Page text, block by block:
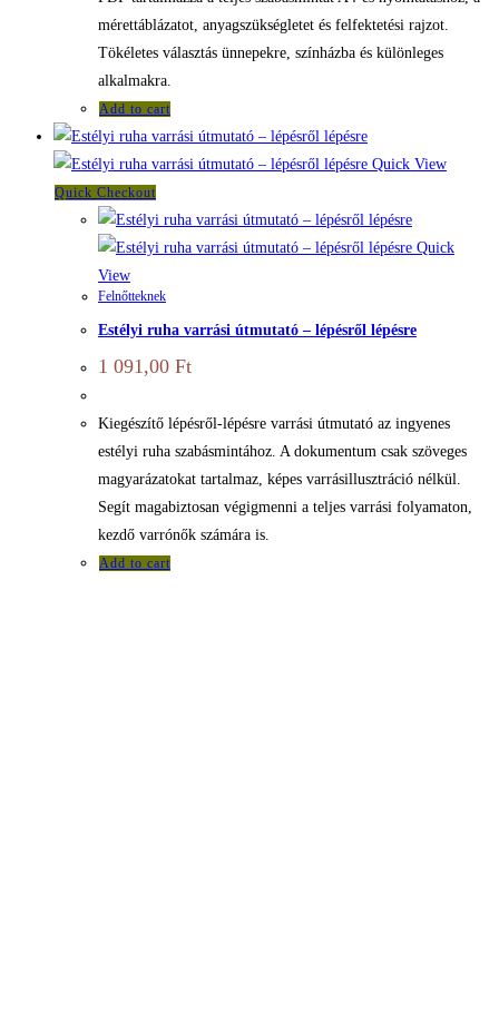
mérettáblázatot, anyagszükségletet és felfektetési rajzot.
Tökéletes választás ünnepekre, színházba és különleges
alkalmakra.
Add to cart
Quick View
Quick Checkout
Quick
View
Felnőtteknek
Estélyi ruha varrási útmutató – lépésről lépésre
1 091,00 Ft
Kiegészítő lépésről-lépésre varrási útmutató az ingyenes
estélyi ruha szabásmintához. A dokumentum csak szöveges
magyarázatokat tartalmaz, képes varrásillusztráció nélkül.
Segít magabiztosan végigmenni a teljes varrási folyamaton,
kezdő varrónők számára is.
Add to cart